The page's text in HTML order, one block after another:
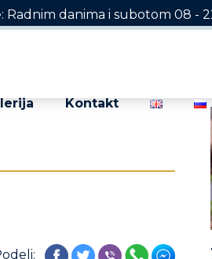
Radnim danima i subotom 08 -
Kontakt